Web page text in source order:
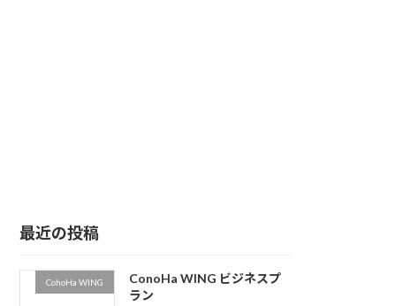
最近の投稿
CohoHa WING
ConoHa WING ビジネスプ
ラン